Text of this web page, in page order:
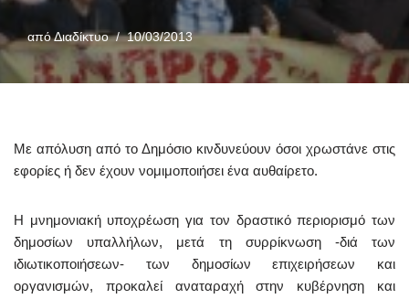
απόΔιαδίκτυο 10/03/2013
Με απόλυση από το Δημόσιο κινδυνεύουν όσοι χρωστάνε στις
εφορίες ή δεν έχουν νομιμοποιήσει ένα αυθαίρετο.
Η μνημονιακή υποχρέωση για τον δραστικό περιορισμό των
δημοσίων υπαλλήλων, μετά τη συρρίκνωση -διά των
ιδιωτικοποιήσεων- των δημοσίων επιχειρήσεων και
οργανισμών, προκαλεί αναταραχή στην κυβέρνηση και